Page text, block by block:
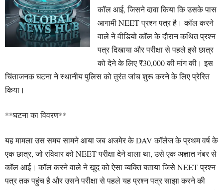
कॉल आई, जिसने दावा किया कि उसके पास
आगामी NEET प्रश्न पत्र है। कॉल करने
वाले ने वीडियो कॉल के दौरान कथित प्रश्न
पत्र दिखाया और परीक्षा से पहले इसे छात्र
को देने के लिए ₹30,000 की मांग की। इस
चिंताजनक घटना ने स्थानीय पुलिस को तुरंत जांच शुरू करने के लिए प्रेरित
किया।
**घटना का विवरण**
यह मामला उस समय सामने आया जब अजमेर के DAV कॉलेज के प्रथम वर्ष के
एक छात्र, जो रविवार को NEET परीक्षा देने वाला था, उसे एक अज्ञात नंबर से
कॉल आई। कॉल करने वाले ने खुद को ऐसा व्यक्ति बताया जिसे NEET प्रश्न
पत्र तक पहुंच है और उसने परीक्षा से पहले यह प्रश्न पत्र साझा करने की